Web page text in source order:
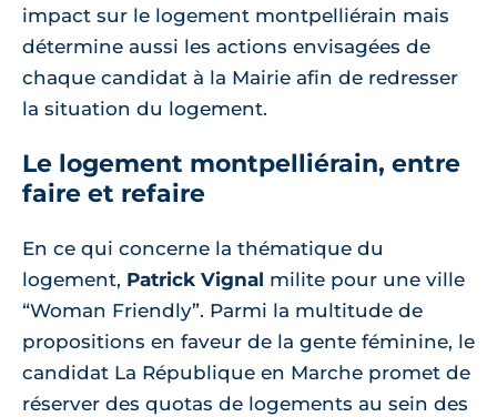
impact sur le logement montpelliérain mais
détermine aussi les actions envisagées de
chaque candidat à la Mairie afin de redresser
la situation du logement.
Le logement montpelliérain, entre
faire et refaire
En ce qui concerne la thématique du
logement, Patrick Vignal milite pour une ville
“Woman Friendly”. Parmi la multitude de
propositions en faveur de la gente féminine, le
candidat La République en Marche promet de
réserver des quotas de logements au sein des